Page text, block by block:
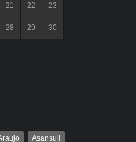
21 22 23
28 29 30
Asansull